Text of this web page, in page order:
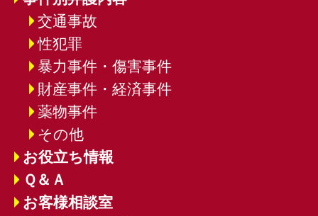
交通事故
性犯罪
暴力事件・傷害事件
財産事件・経済事件
薬物事件
その他
お役立ち情報
Ｑ＆Ａ
お客様相談室